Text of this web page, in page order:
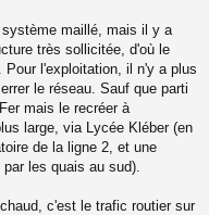
maillé, mais il y a
très sollicitée, d'où le
Pour l'exploitation, il n'y a plus
le réseau. Sauf que parti
mais le recréer à
large, via Lycée Kléber (en
de la ligne 2, et une
les quais au sud).
c'est le trafic routier sur